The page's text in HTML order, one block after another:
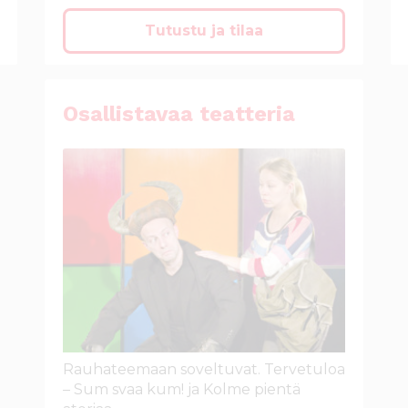
Tutustu ja tilaa
Osallistavaa teatteria
Rauhateemaan soveltuvat. Tervetuloa
– Sum svaa kum! ja Kolme pientä